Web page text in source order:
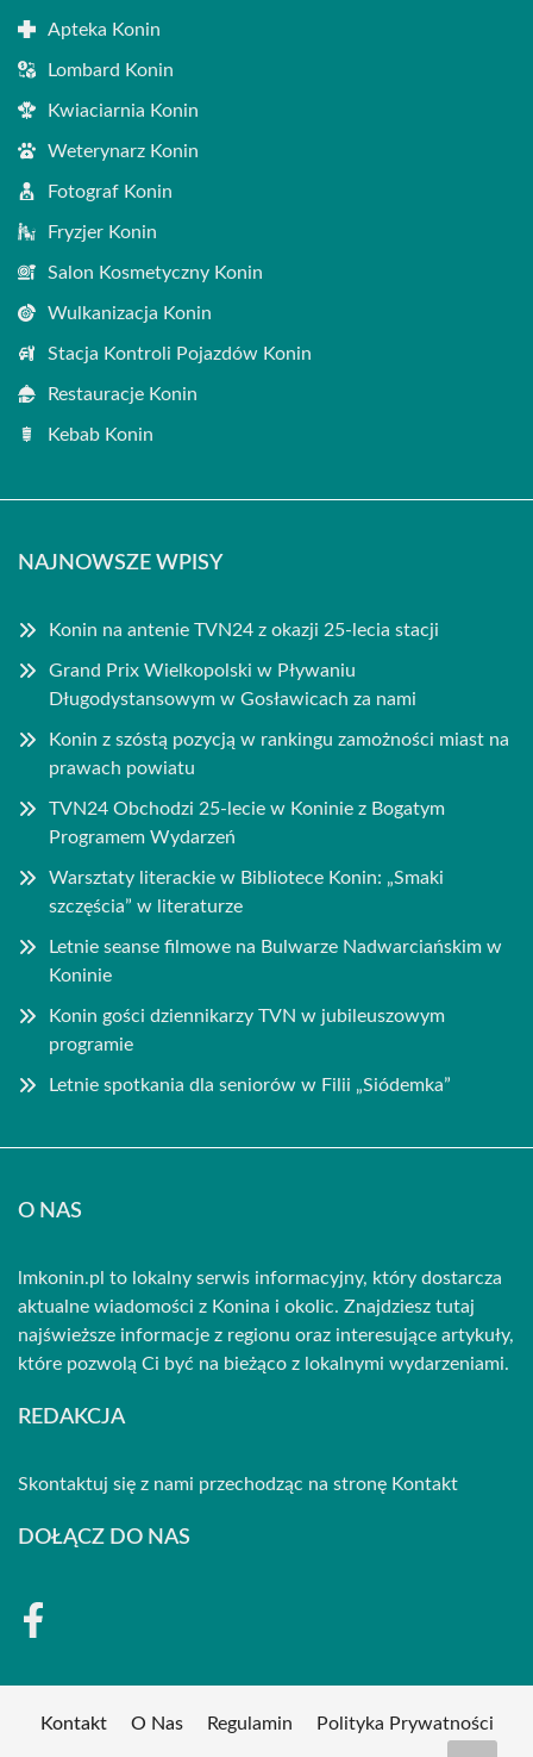
Apteka Konin
Lombard Konin
Kwiaciarnia Konin
Weterynarz Konin
Fotograf Konin
Fryzjer Konin
Salon Kosmetyczny Konin
Wulkanizacja Konin
Stacja Kontroli Pojazdów Konin
Restauracje Konin
Kebab Konin
NAJNOWSZE WPISY
Konin na antenie TVN24 z okazji 25-lecia stacji
Grand Prix Wielkopolski w Pływaniu
Długodystansowym w Gosławicach za nami
Konin z szóstą pozycją w rankingu zamożności miast na
prawach powiatu
TVN24 Obchodzi 25-lecie w Koninie z Bogatym
Programem Wydarzeń
Warsztaty literackie w Bibliotece Konin: „Smaki
szczęścia” w literaturze
Letnie seanse filmowe na Bulwarze Nadwarciańskim w
Koninie
Konin gości dziennikarzy TVN w jubileuszowym
programie
Letnie spotkania dla seniorów w Filii „Siódemka”
O NAS
lmkonin.pl to lokalny serwis informacyjny, który dostarcza
aktualne wiadomości z Konina i okolic. Znajdziesz tutaj
najświeższe informacje z regionu oraz interesujące artykuły,
które pozwolą Ci być na bieżąco z lokalnymi wydarzeniami.
REDAKCJA
Skontaktuj się z nami przechodząc na stronę Kontakt
DOŁĄCZ DO NAS
Kontakt O Nas Regulamin Polityka Prywatności